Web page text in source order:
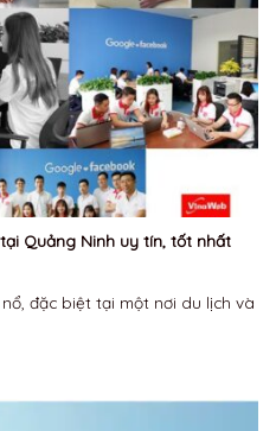
Quảng Ninh uy tín, tốt nhất
đặc biệt tại một nơi du lịch và